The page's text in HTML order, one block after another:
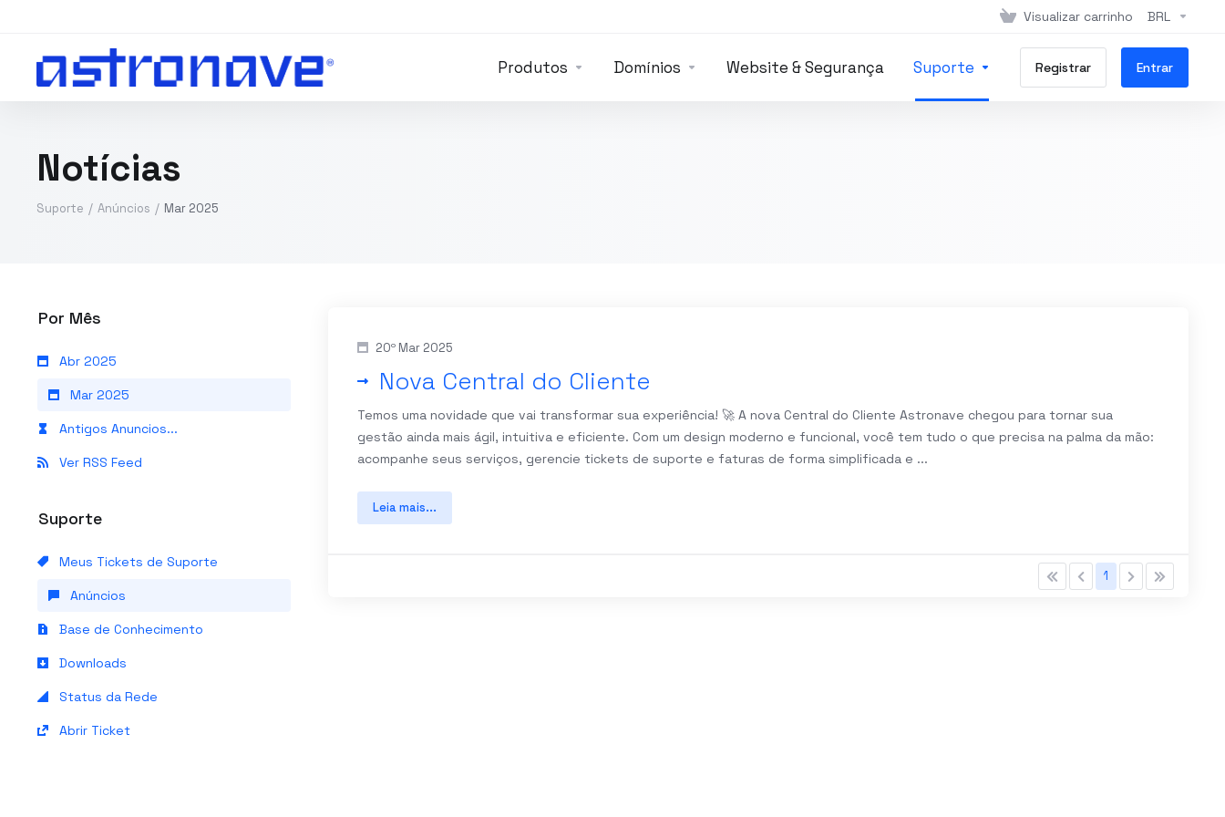
Visualizar carrinho BRL
Produtos Domínios Website & Segurança Suporte Registrar Entrar
Notícias
Suporte Anúncios Mar 2025
Por Mês
Abr 2025
Mar 2025
Antigos Anuncios...
Ver RSS Feed
Suporte
Meus Tickets de Suporte
Anúncios
Base de Conhecimento
Downloads
Status da Rede
Abrir Ticket
20º Mar 2025
Nova Central do Cliente
Temos uma novidade que vai transformar sua experiência! 🚀 A nova Central do Cliente Astronave chegou para tornar sua
gestão ainda mais ágil, intuitiva e eficiente. Com um design moderno e funcional, você tem tudo o que precisa na palma da mão:
acompanhe seus serviços, gerencie tickets de suporte e faturas de forma simplificada e ...
Leia mais...
1